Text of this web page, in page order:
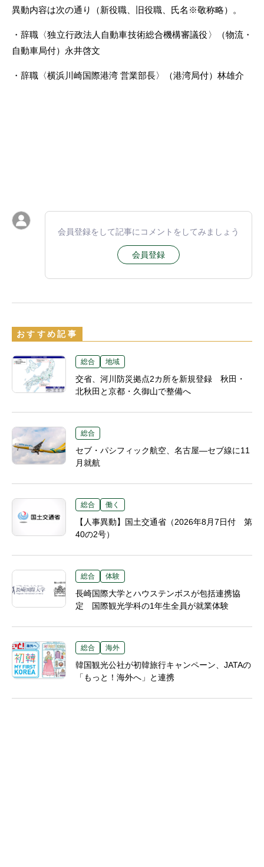
異動内容は次の通り（新役職、旧役職、氏名※敬称略）。
・辞職〈独立行政法人自動車技術総合機構審議役〉（物流・
自動車局付）永井啓文
・辞職〈横浜川崎国際港湾 営業部長〉（港湾局付）林雄介
会員登録をして記事にコメントをしてみましょう
会員登録
おすすめ記事
総合 地域
交省、河川防災拠点2カ所を新規登録 秋田・
北秋田と京都・久御山で整備へ
総合
セブ・パシフィック航空、名古屋―セブ線に11
月就航
総合 働く
【人事異動】国土交通省（2026年8月7日付 第
40の2号）
総合 体験
長崎国際大学とハウステンボスが包括連携協
定 国際観光学科の1年生全員が就業体験
総合 海外
韓国観光公社が初韓旅行キャンペーン、JATAの
「もっと！海外へ」と連携